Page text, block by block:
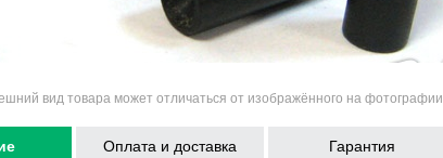
вид товара может отличаться от изображённого на фотографии
Оплата и доставка Гарантия